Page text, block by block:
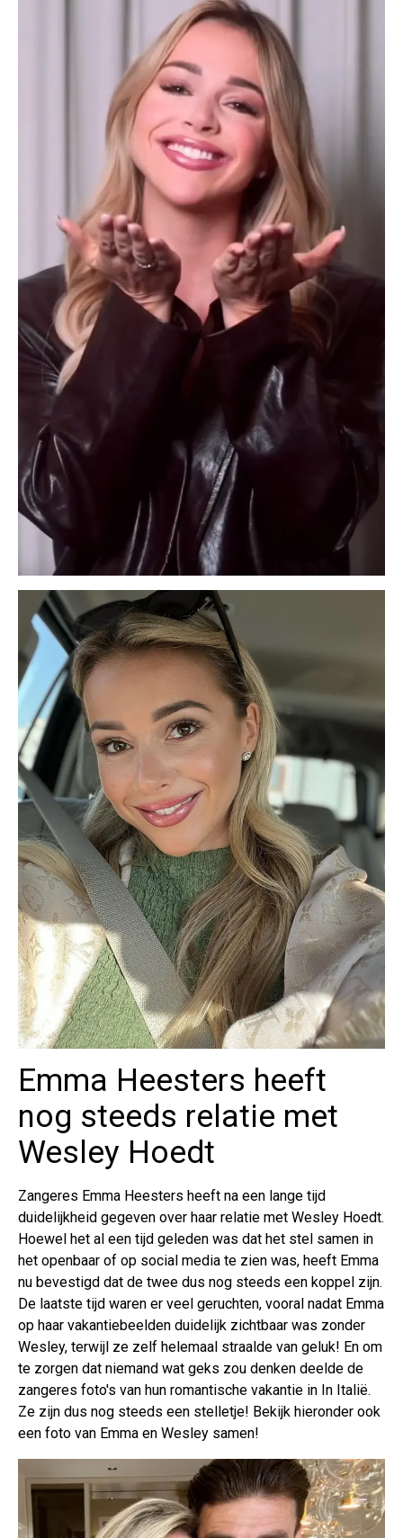
Emma Heesters heeft
nog steeds relatie met
Wesley Hoedt
Zangeres Emma Heesters heeft na een lange tijd
duidelijkheid gegeven over haar relatie met Wesley Hoedt.
Hoewel het al een tijd geleden was dat het stel samen in
het openbaar of op social media te zien was, heeft Emma
nu bevestigd dat de twee dus nog steeds een koppel zijn.
De laatste tijd waren er veel geruchten, vooral nadat Emma
op haar vakantiebeelden duidelijk zichtbaar was zonder
Wesley, terwijl ze zelf helemaal straalde van geluk! En om
te zorgen dat niemand wat geks zou denken deelde de
zangeres foto's van hun romantische vakantie in In Italië.
Ze zijn dus nog steeds een stelletje! Bekijk hieronder ook
een foto van Emma en Wesley samen!